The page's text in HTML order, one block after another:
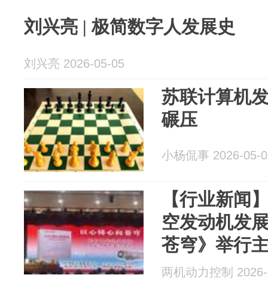
刘兴亮 | 极简数字人发展史
刘兴亮 2026-05-05
苏联计算机
碾压
小杨侃事 2026-05-
【行业新闻
空发动机发
苍穹》举行
两机动力控制